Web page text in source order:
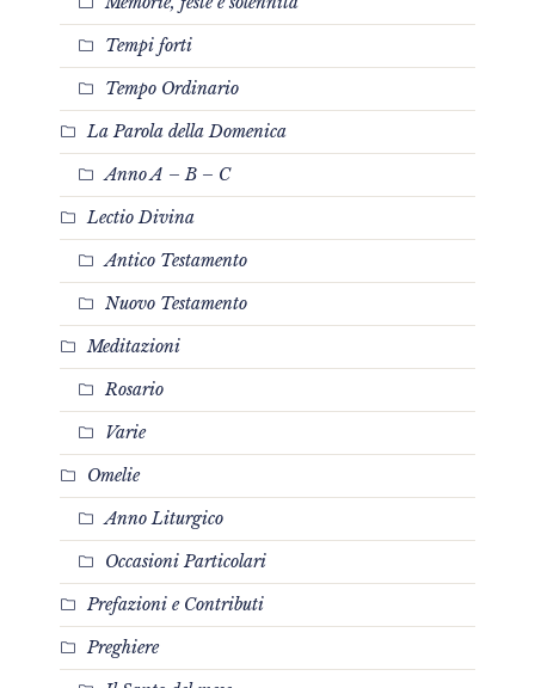
Tempi forti
Tempo Ordinario
La Parola della Domenica
Anno A – B – C
Lectio Divina
Antico Testamento
Nuovo Testamento
Meditazioni
Rosario
Varie
Omelie
Anno Liturgico
Occasioni Particolari
Prefazioni e Contributi
Preghiere